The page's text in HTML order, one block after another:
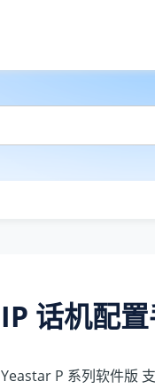
IP 话机配
Yeastar P 系列软件版